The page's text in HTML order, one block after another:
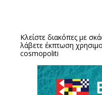
Κλείστε διακόπες με
λάβετε έκπτωση
cosmopoliti